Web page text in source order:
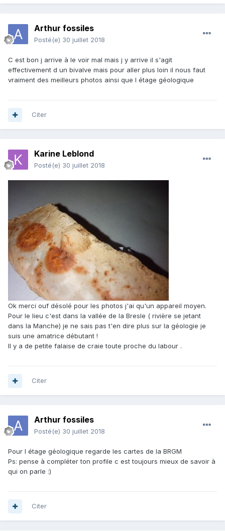
Arthur fossiles
Posté(e) 30 juillet 2018
C est bon j arrive à le voir mal mais j y arrive il s'agit
effectivement d un bivalve mais pour aller plus loin il nous faut
vraiment des meilleurs photos ainsi que l étage géologique
Citer
Karine Leblond
Posté(e) 30 juillet 2018
Ok merci ouf désolé pour les photos j'ai qu'un appareil moyen.
Pour le lieu c'est dans la vallée de la Bresle ( rivière se jetant
dans la Manche) je ne sais pas t'en dire plus sur la géologie je
suis une amatrice débutant !
Il y a de petite falaise de craie toute proche du labour .
Citer
Arthur fossiles
Posté(e) 30 juillet 2018
Pour l étage géologique regarde les cartes de la BRGM
Ps: pense à compléter ton profile c est toujours mieux de savoir à
qui on parle :)
Citer